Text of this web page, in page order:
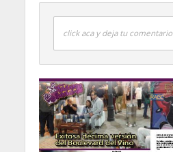
click aca y deja tu comentario